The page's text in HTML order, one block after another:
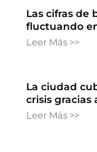
Las cifras de
fluctuando
Leer Más >>
La ciudad
crisis gracias
Leer Más >>